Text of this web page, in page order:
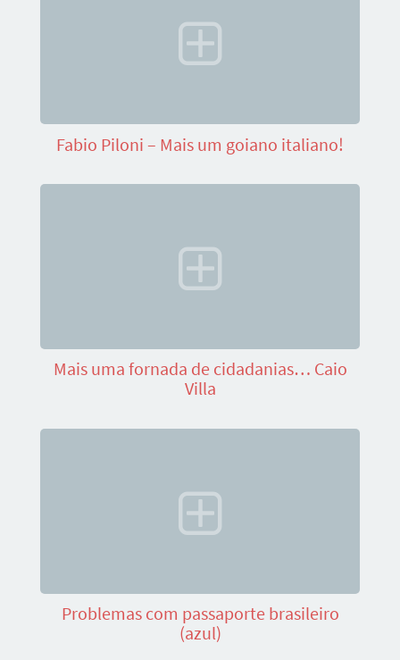
Fabio Piloni – Mais um goiano italiano!
Mais uma fornada de cidadanias… Caio
Villa
Problemas com passaporte brasileiro
(azul)